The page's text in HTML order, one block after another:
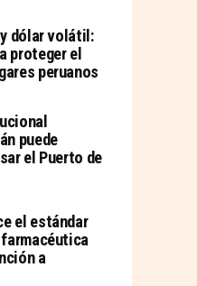
dólar volátil:
proteger el
peruanos
puede
el Puerto de
el estándar
a